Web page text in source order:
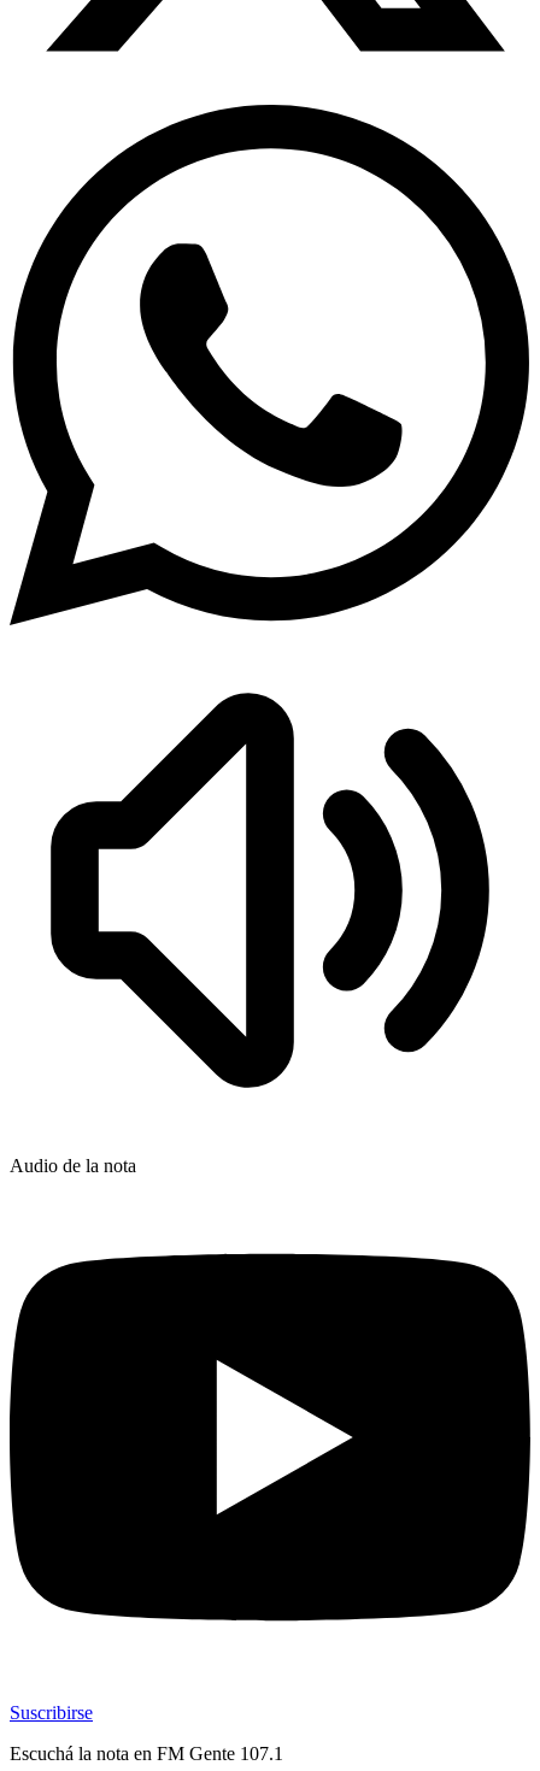
Audio de la nota
Suscribirse
Escuchá la nota en FM Gente 107.1